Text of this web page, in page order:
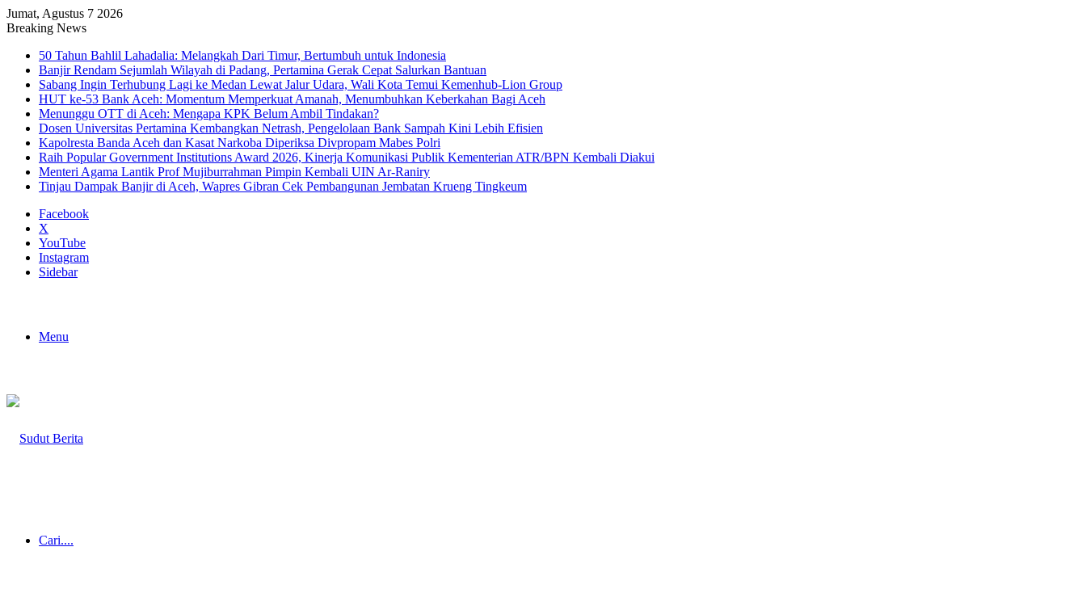
Jumat, Agustus 7 2026
Breaking News
50 Tahun Bahlil Lahadalia: Melangkah Dari Timur, Bertumbuh untuk Indonesia
Banjir Rendam Sejumlah Wilayah di Padang, Pertamina Gerak Cepat Salurkan Bantuan
Sabang Ingin Terhubung Lagi ke Medan Lewat Jalur Udara, Wali Kota Temui Kemenhub-Lion Group
HUT ke-53 Bank Aceh: Momentum Memperkuat Amanah, Menumbuhkan Keberkahan Bagi Aceh
Menunggu OTT di Aceh: Mengapa KPK Belum Ambil Tindakan?
Dosen Universitas Pertamina Kembangkan Netrash, Pengelolaan Bank Sampah Kini Lebih Efisien
Kapolresta Banda Aceh dan Kasat Narkoba Diperiksa Divpropam Mabes Polri
Raih Popular Government Institutions Award 2026, Kinerja Komunikasi Publik Kementerian ATR/BPN Kembali Diakui
Menteri Agama Lantik Prof Mujiburrahman Pimpin Kembali UIN Ar-Raniry
Tinjau Dampak Banjir di Aceh, Wapres Gibran Cek Pembangunan Jembatan Krueng Tingkeum
Facebook
X
YouTube
Instagram
Sidebar
Menu
Cari....